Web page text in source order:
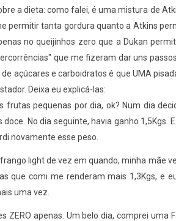
a dieta: como falei, é uma mistura de
permitir tanta gordura quanto a Atkins
no queijinhos zero que a Dukan
que me fizeram dar uns
açúcares e carboidratos é que UMA
Deixa eu explicá-las:
frutas pequenas por dia, ok? Num dia
No dia seguinte, havia ganho 1,5Kgs.
novamente esse peso.
light de vez em quando, minha mãe
que comi me renderam mais 1,3Kgs, e
uma vez.
ZERO apenas. Um belo dia, comprei uma